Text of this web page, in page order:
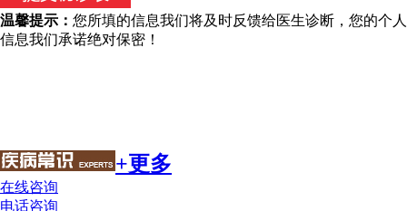
温馨提示： 您所填的信息我们将及时反馈给医生诊断，您的个人
信息我们承诺绝对保密！
+更多
在线咨询
电话咨询